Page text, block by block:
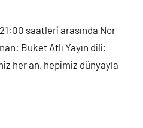
saatleri arasında Nor
Buket Atlı Yayın dili:
her an, hepimiz dünyayla